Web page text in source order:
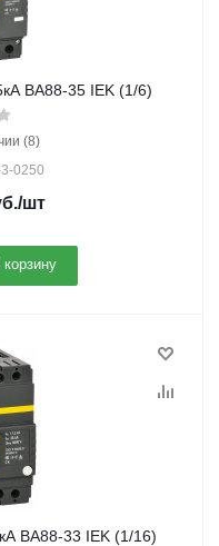
ВА88-35 IEK (1/6)
(8)
0250
/шт
корзину
ВА88-33 IEK (1/16)